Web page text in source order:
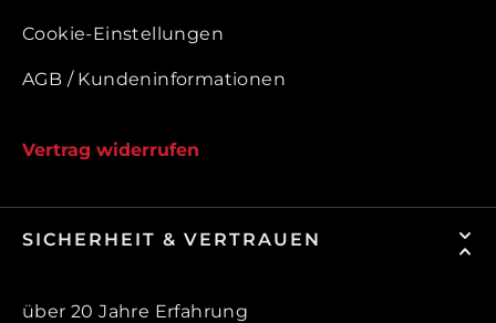
Cookie-Einstellungen
AGB / Kundeninformationen
Vertrag widerrufen
SICHERHEIT & VERTRAUEN
über 20 Jahre Erfahrung